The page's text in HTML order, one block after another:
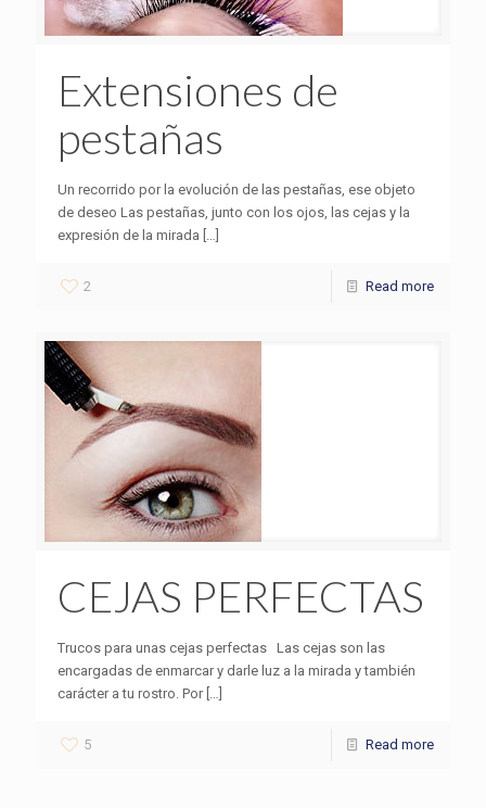
Extensiones de
pestañas
Un recorrido por la evolución de las pestañas, ese objeto
de deseo Las pestañas, junto con los ojos, las cejas y la
expresión de la mirada […]
2 Read more
CEJAS PERFECTAS
Trucos para unas cejas perfectas Las cejas son las
encargadas de enmarcar y darle luz a la mirada y también
carácter a tu rostro. Por[…]
5 Read more